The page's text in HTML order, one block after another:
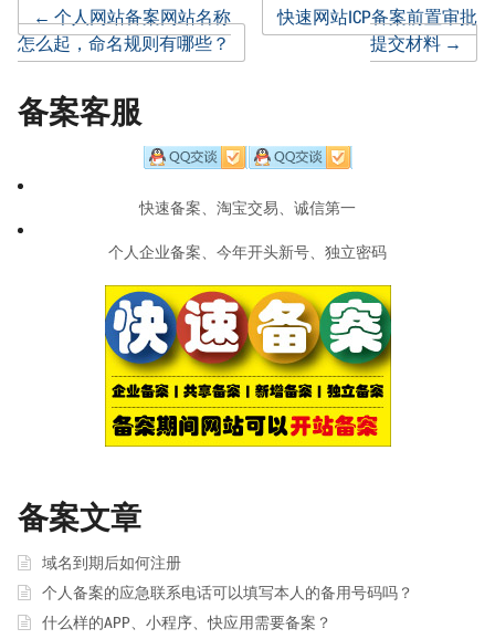
Post
navigation
← 个人网站备案网站名称
怎么起，命名规则有哪些？
快速网站ICP备案前置审批
提交材料→
备案客服
快速备案、淘宝交易、诚信第一
个人企业备案、今年开头新号、独立密码
备案文章
域名到期后如何注册
个人备案的应急联系电话可以填写本人的备用号码吗？
什么样的APP、小程序、快应用需要备案？